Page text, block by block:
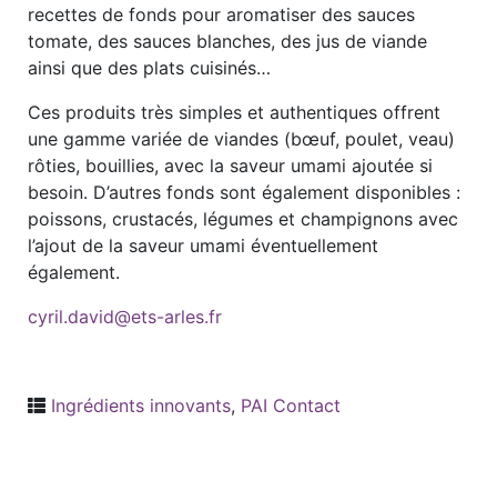
recettes de fonds pour aromatiser des sauces
tomate, des sauces blanches, des jus de viande
ainsi que des plats cuisinés…
Ces produits très simples et authentiques offrent
une gamme variée de viandes (bœuf, poulet, veau)
rôties, bouillies, avec la saveur umami ajoutée si
besoin. D’autres fonds sont également disponibles :
poissons, crustacés, légumes et champignons avec
l’ajout de la saveur umami éventuellement
également.
cyril.david@ets-arles.fr
Ingrédients innovants, PAI Contact